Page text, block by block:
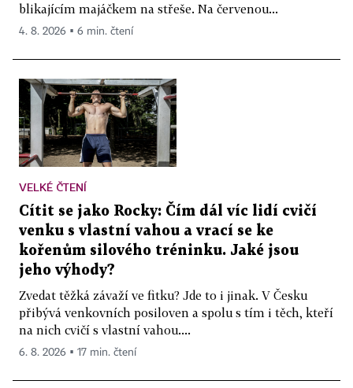
blikajícím majáčkem na střeše. Na červenou...
4. 8. 2026 ▪ 6 min. čtení
VELKÉ ČTENÍ
Cítit se jako Rocky: Čím dál víc lidí cvičí
venku s vlastní vahou a vrací se ke
kořenům silového tréninku. Jaké jsou
jeho výhody?
Zvedat těžká závaží ve fitku? Jde to i jinak. V Česku
přibývá venkovních posiloven a spolu s tím i těch, kteří
na nich cvičí s vlastní vahou....
6. 8. 2026 ▪ 17 min. čtení